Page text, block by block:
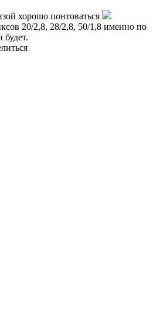
хорошо понтоваться
20/2,8, 28/2,8, 50/1,8 именно по
будет.